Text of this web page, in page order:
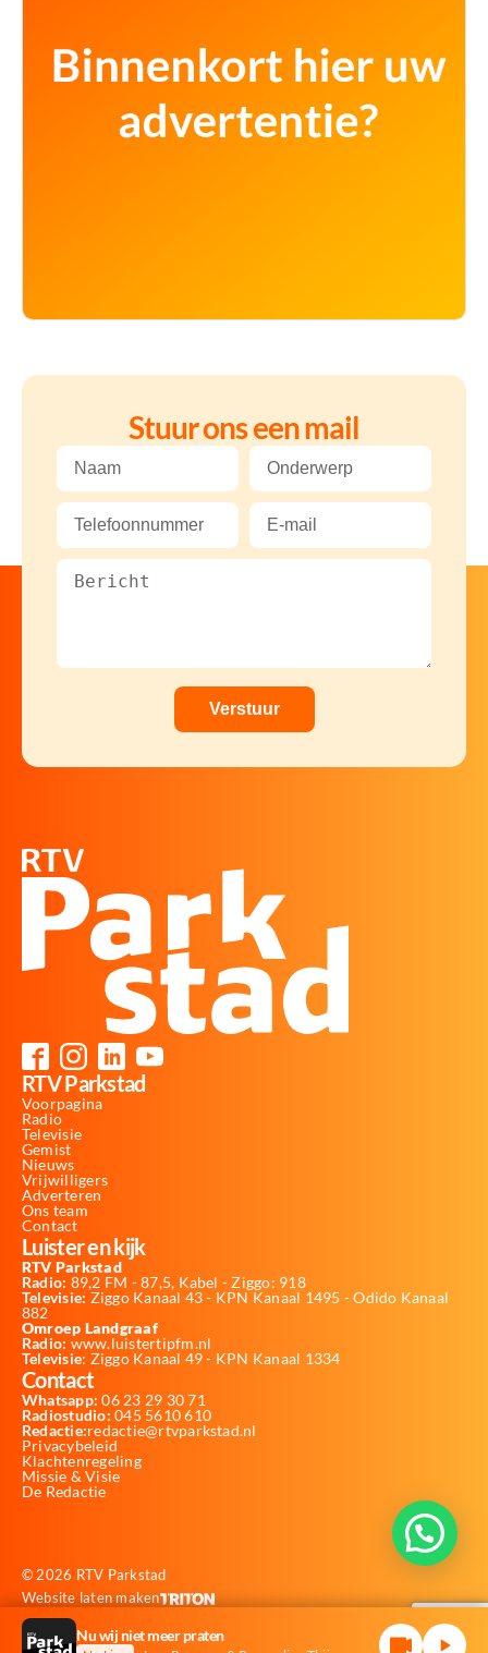
Stuur ons een mail
RTV Parkstad
Voorpagina
Radio
Televisie
Gemist
Nieuws
Vrijwilligers
Adverteren
Ons team
Contact
Luister en kijk
RTV Parkstad
Radio: 89,2 FM - 87,5, Kabel - Ziggo: 918
Televisie: Ziggo Kanaal 43 - KPN Kanaal 1495 - Odido Kanaal
882
Omroep Landgraaf
Radio: www.luistertipfm.nl
Televisie: Ziggo Kanaal 49 - KPN Kanaal 1334
Contact
Whatsapp: 06 23 29 30 71
Radiostudio: 045 5610 610
Redactie:redactie@rtvparkstad.nl
Privacybeleid
Klachtenregeling
Missie & Visie
De Redactie
© 2026 RTV Parkstad
Website laten maken
Nu wij niet meer praten